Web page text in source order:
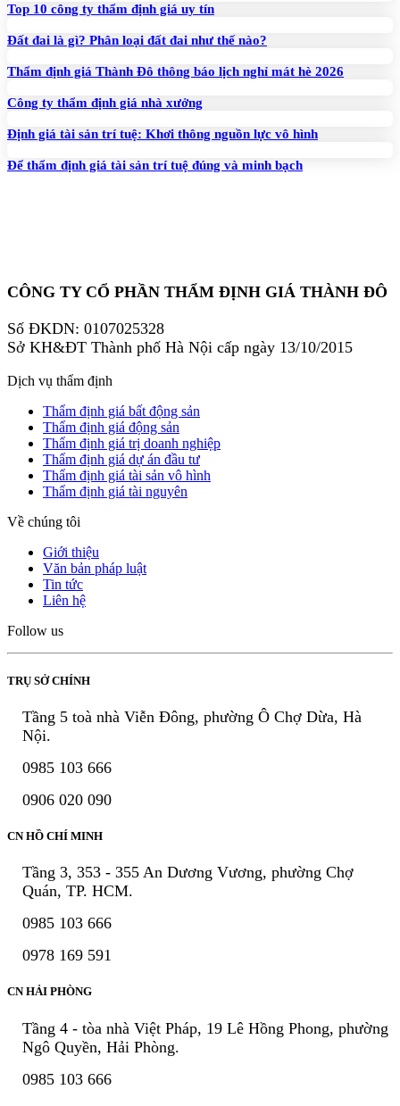
Top 10 công ty thẩm định giá uy tín
Đất đai là gì? Phân loại đất đai như thế nào?
Thẩm định giá Thành Đô thông báo lịch nghỉ mát hè 2026
Công ty thẩm định giá nhà xưởng
Định giá tài sản trí tuệ: Khơi thông nguồn lực vô hình
Để thẩm định giá tài sản trí tuệ đúng và minh bạch
CÔNG TY CỔ PHẦN THẨM ĐỊNH GIÁ THÀNH ĐÔ
Số ĐKDN: 0107025328
Sở KH&ĐT Thành phố Hà Nội cấp ngày 13/10/2015
Dịch vụ thẩm định
Thẩm định giá bất động sản
Thẩm định giá động sản
Thẩm định giá trị doanh nghiệp
Thẩm định giá dự án đầu tư
Thẩm định giá tài sản vô hình
Thẩm định giá tài nguyên
Về chúng tôi
Giới thiệu
Văn bản pháp luật
Tin tức
Liên hệ
Follow us
TRỤ SỞ CHÍNH
Tầng 5 toà nhà Viễn Đông, phường Ô Chợ Dừa, Hà
Nội.
0985 103 666
0906 020 090
CN HỒ CHÍ MINH
Tầng 3, 353 - 355 An Dương Vương, phường Chợ
Quán, TP. HCM.
0985 103 666
0978 169 591
CN HẢI PHÒNG
Tầng 4 - tòa nhà Việt Pháp, 19 Lê Hồng Phong, phường
Ngô Quyền, Hải Phòng.
0985 103 666